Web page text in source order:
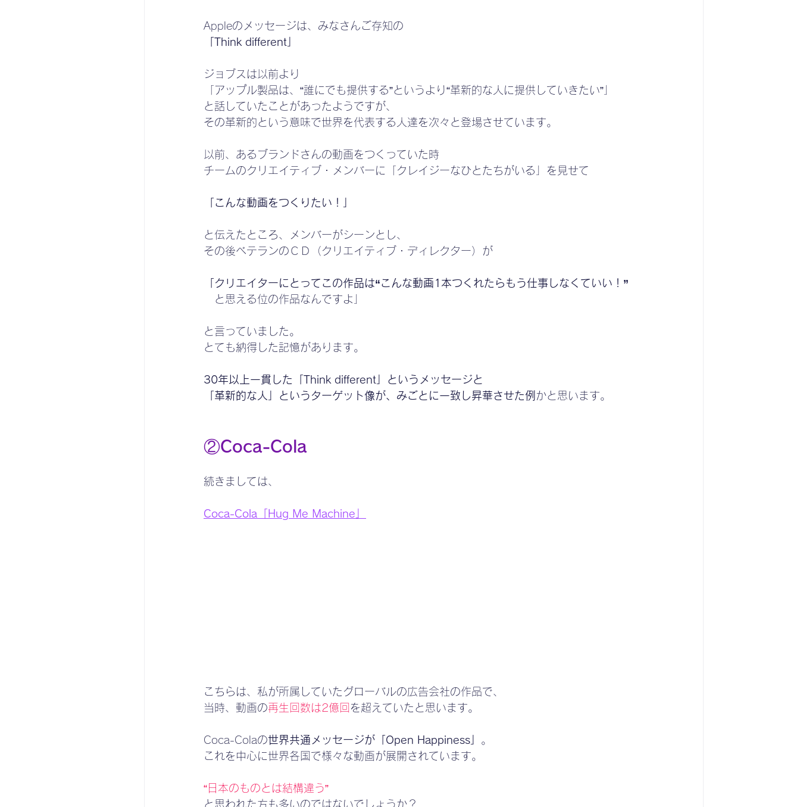
Appleのメッセージは、みなさんご存知の
「Think different」
ジョブスは以前より
「アップル製品は、“誰にでも提供する”というより“革新的な人に提供していきたい”」
と話していたことがあったようですが、
その革新的という意味で世界を代表する人達を次々と登場させています。
以前、あるブランドさんの動画をつくっていた時
チームのクリエイティブ・メンバーに「クレイジーなひとたちがいる」を見せて
「こんな動画をつくりたい！」
と伝えたところ、メンバーがシーンとし、
その後ベテランのＣＤ（クリエイティブ・ディレクター）が
「クリエイターにとってこの作品は“こんな動画1本つくれたらもう仕事しなくていい！”
と思える位の作品なんですよ」
と言っていました。
とても納得した記憶があります。
30年以上一貫した「Think different」というメッセージと
「革新的な人」というターゲット像が、みごとに一致し昇華させた例 かと思います。
②Coca-Cola
続きましては、
Coca-Cola「Hug Me Machine」
こちらは、私が所属していたグローバルの広告会社の作品で、
当時、動画の再生回数は2億回 を超えていたと思います。
Coca-Colaの世界共通メッセージが「Open Happiness」 。
これを中心に世界各国で様々な動画が展開されています。
“日本のものとは結構違う”
と思われた方も多いのではないでしょうか？